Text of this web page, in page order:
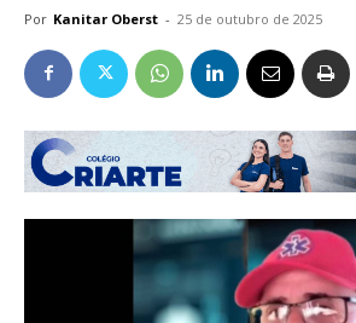
Por Kanitar Oberst - 25 de outubro de 2025